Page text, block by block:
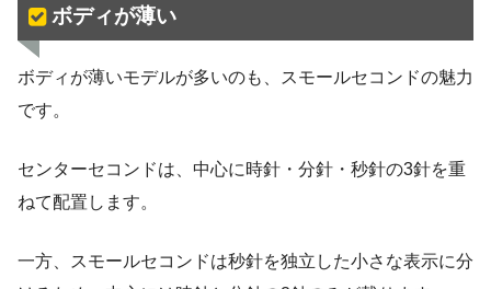
ボディが薄い
ボディが薄いモデルが多いのも、スモールセコンドの魅力
です。
センターセコンドは、中心に時針・分針・秒針の3針を重
ねて配置します。
一方、スモールセコンドは秒針を独立した小さな表示に分